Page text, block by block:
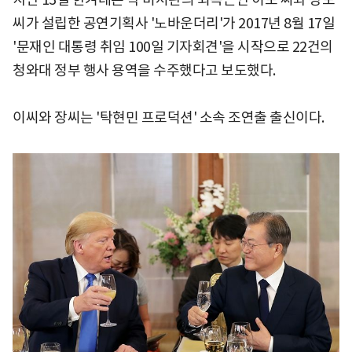
씨가 설립한 공연기획사 '노바운더리'가 2017년 8월 17일
'문재인 대통령 취임 100일 기자회견'을 시작으로 22건의
청와대 정부 행사 용역을 수주했다고 보도했다.
이씨와 장씨는 '탁현민 프로덕션' 소속 조연출 출신이다.